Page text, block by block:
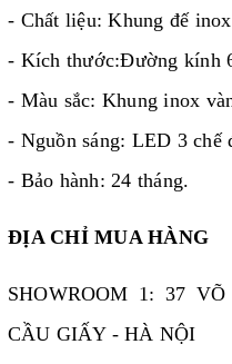
- Chất liệu: Khung đế
- Kích thước:Đường kính
- Màu sắc: Khung inox
- Nguồn sáng: LED 3 chế
- Bảo hành: 24 tháng.
ĐỊA CHỈ MUA HÀNG
SHOWROOM 1: 37
CẦU GIẤY - HÀ NỘI